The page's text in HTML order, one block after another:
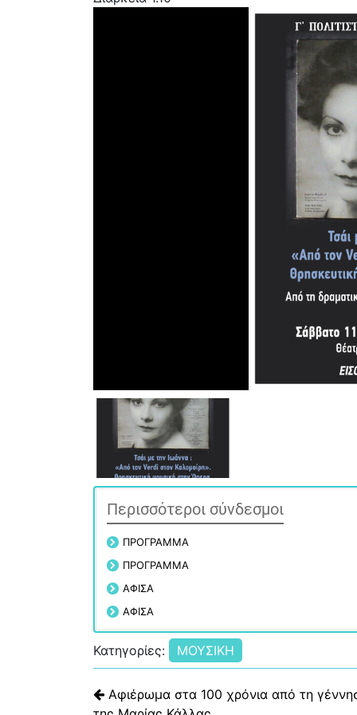
Περισσότεροι σύνδεσμοι
ΠΡΟΓΡΑΜΜΑ
ΠΡΟΓΡΑΜΜΑ
ΑΦΙΣΑ
ΑΦΙΣΑ
Κατηγορίες: ΜΟΥΣΙΚΗ
Πλοήγηση άρθρων
Αφιέρωμα στα 100 χρόνια από τη